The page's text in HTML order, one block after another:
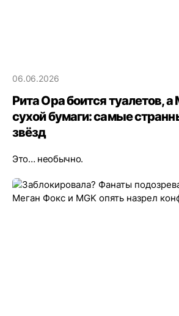
06.06.2026
Рита Ора боится туалетов, а
сухой бумаги: самые
звёзд
Это… необычно.